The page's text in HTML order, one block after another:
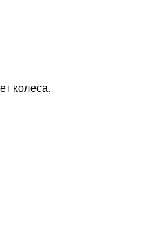
колеса.